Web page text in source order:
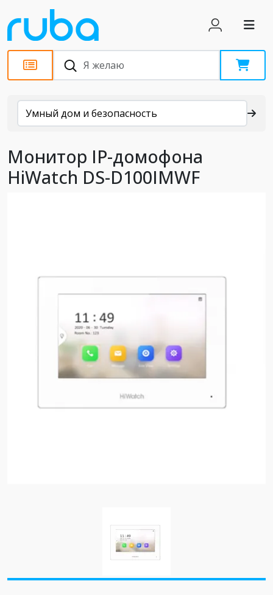
Каталог
Умный дом и безопасность
Монитор IP-домофона
HiWatch DS-D100IMWF